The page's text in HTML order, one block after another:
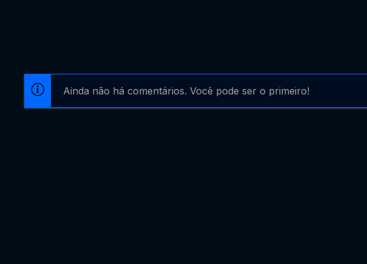
Ainda não há comentários. Você pode ser o primeiro!